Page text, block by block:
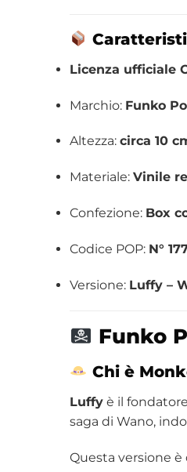
Licenza ufficiale
Marchio: Funko
Altezza: circa 10
Materiale: Vinile
Confezione: Box
Codice POP: N°
Versione: Luffy –
Funko
Chi è
Luffyè il
saga di Wano,
Questa versione